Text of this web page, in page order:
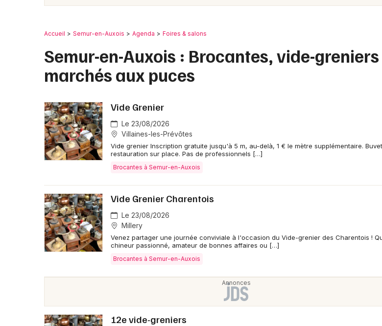
Sorties & loisirs
Artistes en tournée
Mulhouse
Nice
Toutes les villes
Accueil Semur-en-Auxois Agenda Foires & salons
Semur-en-Auxois : Brocantes, vide-
marchés aux puces
Vide Grenier
Le 23/08/2026
Villaines-les-Prévôtes
Vide grenier Inscription gratuite jusqu'à 5 m, au-delà, 1 € le mètre supplémentaire.
restauration sur place. Pas de professionnels […]
Brocantes à Semur-en-Auxois
Vide Grenier Charentois
Le 23/08/2026
Millery
Venez partager une journée conviviale à l'occasion du Vide-grenier des Charentois !
chineur passionné, amateur de bonnes affaires ou […]
Brocantes à Semur-en-Auxois
12e vide-greniers